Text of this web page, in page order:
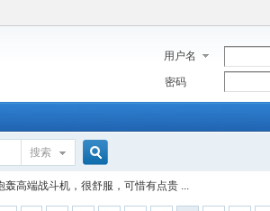
用户名
密码
搜索
搜
高端战斗机，很舒服，可惜有点贵 ...